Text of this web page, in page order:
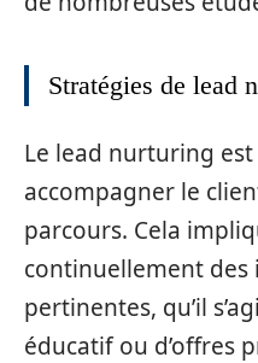
Stratégies de lead
Le lead nurturing
accompagner le
parcours. Cela
continuellement
pertinentes, qu’il
éducatif ou d’offres